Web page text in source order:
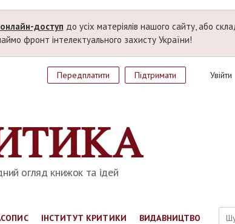
онлайн-доступ до усіх матеріялів нашого сайту, або
фронт інтелектуального захисту України!
Передплатити Підтримати Увійти
огляд книжок та ідей
ІНСТИТУТ КРИТИКИ ВИДАВНИЦТВО